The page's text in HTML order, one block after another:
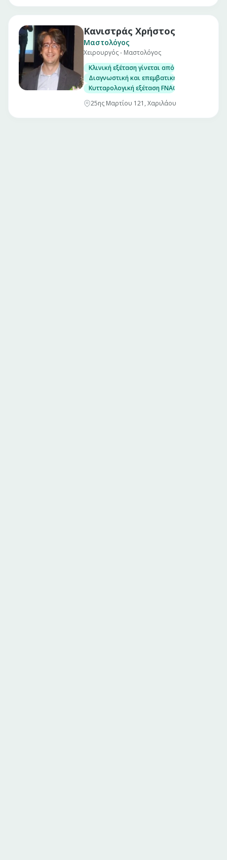
Κανιστράς Χρήστος
Μαστολόγος
Χειρουργός - Μαστολόγος
Κλινική εξέταση γίνεται από τον ίδιο τον
Διαγνωστική και επεμβατική υπερηχογραφία
Κυτταρολογική εξέταση FNAC
25ης Μαρτίου 121, Χαριλάου